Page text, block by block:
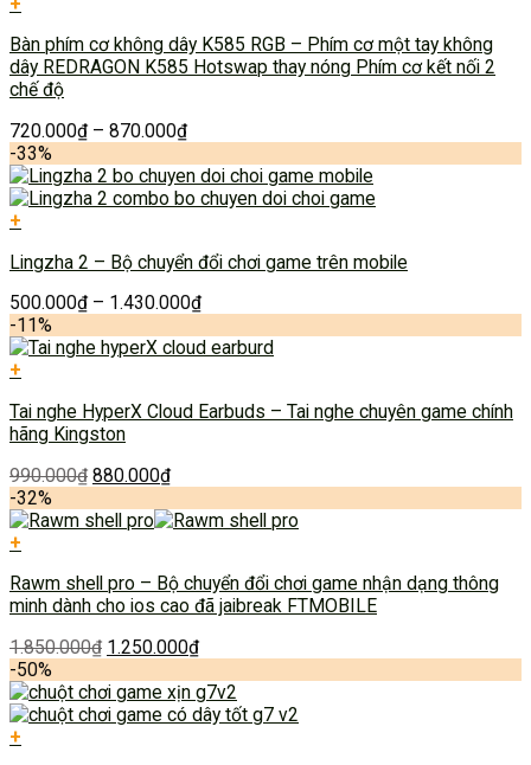
Bàn phím cơ không dây K585 RGB – Phím cơ một tay không
dây REDRAGON K585 Hotswap thay nóng Phím cơ kết nối 2
chế độ
720.000₫ – 870.000₫
-33%
+
Lingzha 2 – Bộ chuyển đổi chơi game trên mobile
500.000₫ – 1.430.000₫
-11%
+
Tai nghe HyperX Cloud Earbuds – Tai nghe chuyên game chính
hãng Kingston
990.000₫ 880.000₫
-32%
+
Rawm shell pro – Bộ chuyển đổi chơi game nhận dạng thông
minh dành cho ios cao đã jaibreak FTMOBILE
1.850.000₫ 1.250.000₫
-50%
+